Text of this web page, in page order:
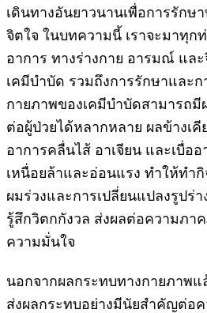
เดินทางอันยาวนานเพื่อการรักษ
จิตใจ ในบทความนี้ เราจะมาทุก
อาการ ทางร่างกาย อารมณ์ แล
เคมีบำบัด รวมถึงการรักษาและ
กายภาพของเคมีบำบัดสามารถมี
ต่อผู้ป่วยได้หลากหลาย ผลข้างเ
อาการคลื่นไส้ อาเจียน และเบื่อ
เหนื่อยล้าและอ่อนแรง ทำให้ทำ
ผมร่วงและการเปลี่ยนแปลงรูปร่
รู้สึกวิตกกังวล ส่งผลต่อความภา
ความมั่นใจ
นอกจากผลกระทบทางกายภาพแ
ส่งผลกระทบอย่างมีนัยสำคัญต่อ